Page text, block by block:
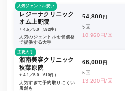
人気ジェントル安い
レジーナクリニック
オム上野院
⭐️ 4.6／5.0（592件）
人気のジェントルを低価格
で提供する大手
54,800円
5回
10,960円/回
主要大手
湘南美容クリニック
秋葉原院
⭐️ 4.1／5.0（610件）
人気すぎて予約取りにくい
店舗も
66,000円
5回
13,200円/回